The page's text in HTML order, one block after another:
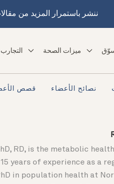
ننشر باستمرار المزيد من
ميزات الصحة التجارب
قصص نصائح الأعضاء
RD, is the metabolic
years of experience as a
in population health at